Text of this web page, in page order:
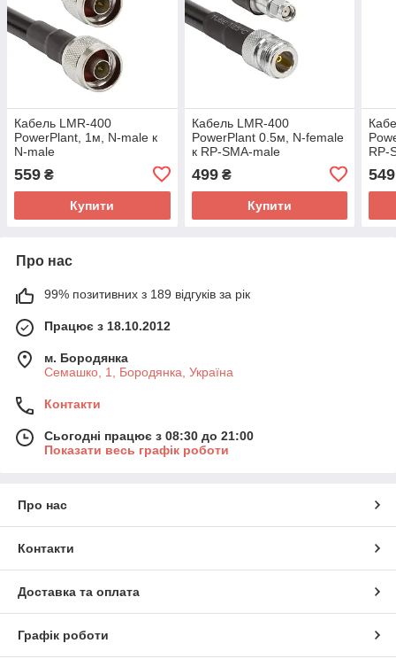
Кабель LMR-400
PowerPlant, 1м, N-male к
N-male
559 ₴
Купити
Кабель LMR-400
PowerPlant 0.5м, N-female
к RP-SMA-male
499₴
Купити
RP-
549
Про нас
99% позитивних з 189 відгуків за рік
Працює з 18.10.2012
м. Бородянка
Семашко, 1, Бородянка, Україна
Контакти
Сьогодні працює з 08:30 до 21:00
Показати весь графік роботи
Про нас
Контакти
Доставка та оплата
Графік роботи